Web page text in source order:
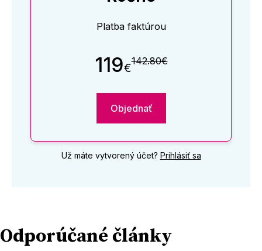
Platba faktúrou
119€142.80€
Objednať
Už máte vytvorený účet? Prihlásiť sa
Odporúčané články